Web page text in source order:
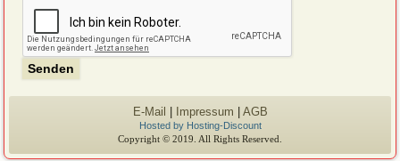
E-Mail Impressum AGB
Hosted by Hosting-Discount
Copyright © 2019. All Rights Reserved.